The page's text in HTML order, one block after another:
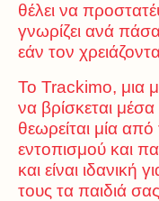
θέλει να
γνωρίζει ανά
εάν τον
Το Trackimo, μια
να βρίσκεται
θεωρείται μία από
εντοπισμού και
και είναι ιδανική
τους τα παιδιά